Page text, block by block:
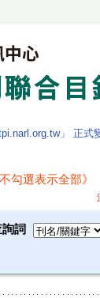
」 正
勾選表示全部》
詞